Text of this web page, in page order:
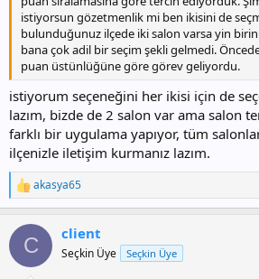
istiyorsun gözetmenlik mi ben ikisini de
bulunduğunuz ilçede iki salon varsa yin
bana çok adil bir seçim şekli gelmedi.
puan üstünlüğüne göre görev geliyordu.
istiyorum seçeneğini her ikisi için de
lazım, bizde de 2 salon var ama salon
farklı bir uygulama yapıyor, tüm
ilçenizle iletişim kurmanız lazım.
T
e
k
l
akasya65
C client
Seçkin Üye Seçkin Üye